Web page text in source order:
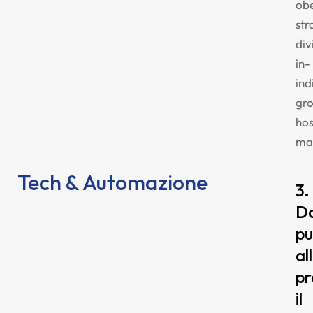
in-
Tech & Automazione
3.
il